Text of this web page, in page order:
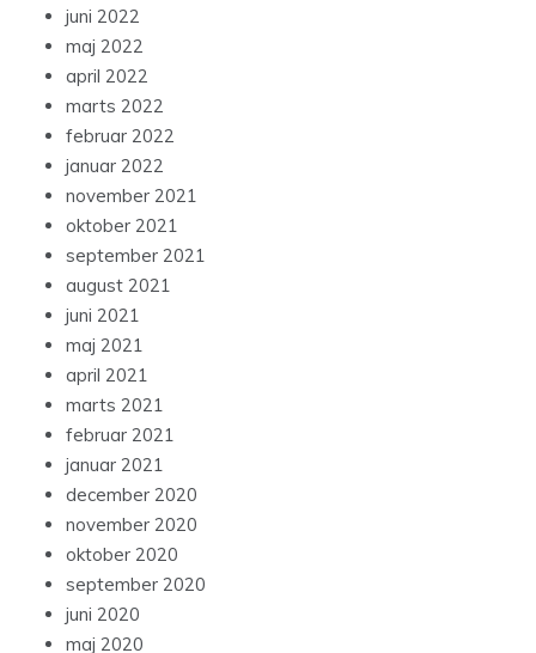
juni 2022
maj 2022
april 2022
marts 2022
februar 2022
januar 2022
november 2021
oktober 2021
september 2021
august 2021
juni 2021
maj 2021
april 2021
marts 2021
februar 2021
januar 2021
december 2020
november 2020
oktober 2020
september 2020
juni 2020
maj 2020